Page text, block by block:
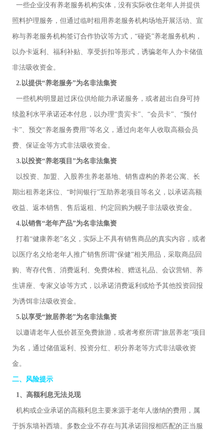
一些企业没有养老服务机构实体，没有实际收住老年人并提供
照料护理服务，但通过临时租用养老服务机构场地开展活动、宣
称与养老服务机构签订合作协议等方式，“碰瓷”养老服务机构，
以办卡返利、福利补贴、享受折扣等形式，诱骗老年人办卡储值
非法吸收资金。
2.以提供“养老服务”为名非法集资
一些机构明显超过床位供给能力承诺服务，或者超出自身可持
续盈利水平承诺还本付息，以办理“贵宾卡”、“会员卡”、“预付
卡”、预交“养老服务费用”等名义，通过向老年人收取高额会员
费、保证金等方式非法吸收资金。
3.以投资“养老项目”为名非法集资
以投资、加盟、入股养生养老基地、销售虚构的养老公寓、长
期出租养老床位、“时间银行”互助养老项目等名义，以承诺高额
收益、返本销售、售后返租、约定回购为幌子非法吸收资金。
4.以销售“老年产品”为名非法集资
打着“健康养老”名义，实际上不具有销售商品的真实内容，或者
以医疗名义给老年人推广销售所谓“保健”相关用品，采取商品回
购、寄存代售、消费返利、免费体检、赠送礼品、会议营销、养
生讲座、专家义诊等方式，以承诺消费返利或给予其他投资回报
为诱饵非法吸收资金。
5.以享受“旅居养老”为名非法集资
以邀请老年人低价甚至免费旅游，或者考察所谓“旅居养老”项目
为名，通过储值返利、投资分红、积分养老等方式非法吸收资
金。
二、风险提示
1、高额利息无法兑现
机构或企业承诺的高额利息主要来源于老年人缴纳的费用，属
于拆东墙补西墙。多数企业不存在与其承诺回报相匹配的正当服